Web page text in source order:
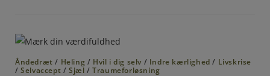
Åndedræt / Heling / Hvil i dig selv / Indre kærlighed / Livskrise
/Selvaccept /Sjæl /Traumeforløsning